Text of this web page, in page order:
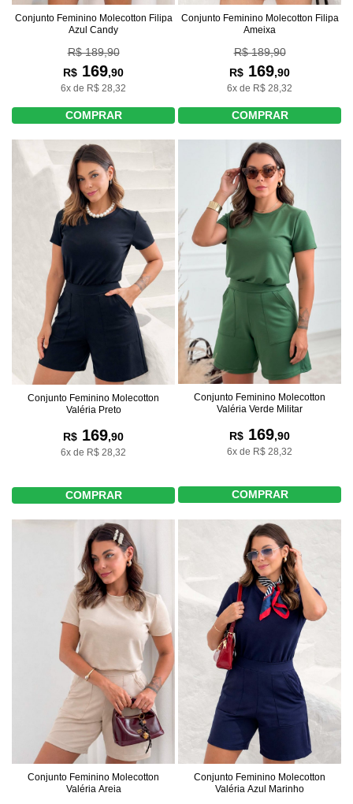
Conjunto Feminino Molecotton Filipa
Azul Candy
R$ 189,90
R$ 169,90
6x de R$ 28,32
COMPRAR
Conjunto Feminino Molecotton Filipa
Ameixa
R$ 189,90
R$ 169,90
6x de R$ 28,32
COMPRAR
Conjunto Feminino Molecotton
Valéria Preto
R$ 169,90
6x de R$ 28,32
COMPRAR
Conjunto Feminino Molecotton
Valéria Verde Militar
R$ 169,90
6x de R$ 28,32
COMPRAR
Conjunto Feminino Molecotton
Valéria Areia
Conjunto Feminino Molecotton
Valéria Azul Marinho